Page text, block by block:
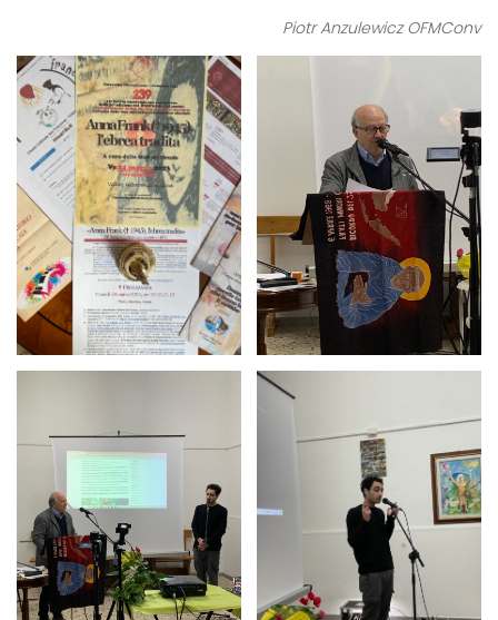
Piotr Anzulewicz OFMConv